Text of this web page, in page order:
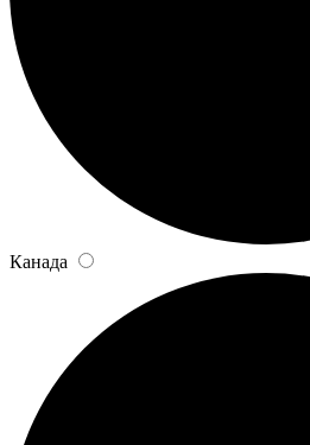
Канада